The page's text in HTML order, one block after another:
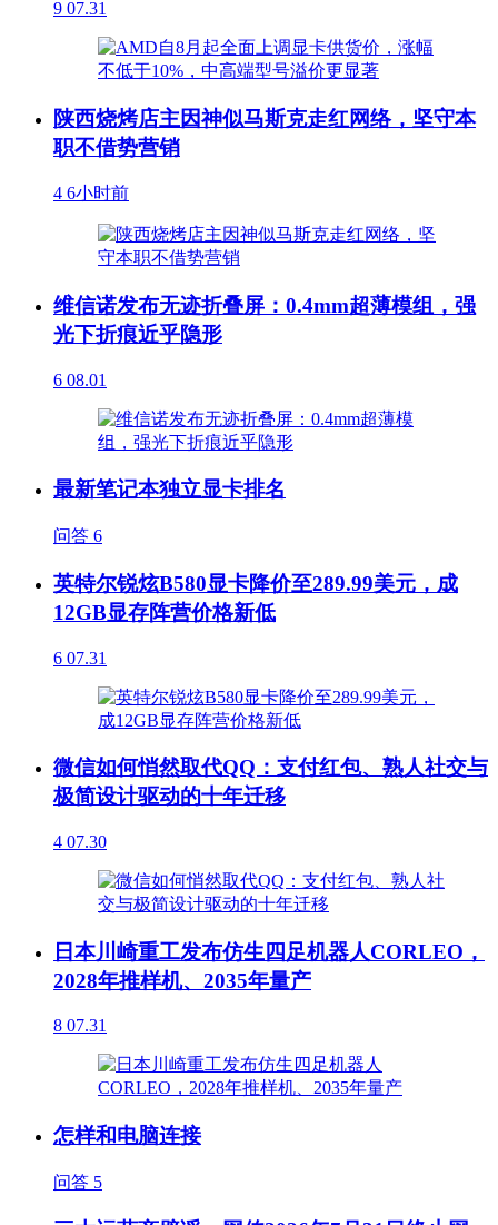
9 07.31
陕西烧烤店主因神似马斯克走红网络，坚守本
职不借势营销
4 6小时前
维信诺发布无迹折叠屏：0.4mm超薄模组，强
光下折痕近乎隐形
6 08.01
最新笔记本独立显卡排名
问答 6
英特尔锐炫B580显卡降价至289.99美元，成
12GB显存阵营价格新低
6 07.31
微信如何悄然取代QQ：支付红包、熟人社交与
极简设计驱动的十年迁移
4 07.30
日本川崎重工发布仿生四足机器人CORLEO，
2028年推样机、2035年量产
8 07.31
怎样和电脑连接
问答 5